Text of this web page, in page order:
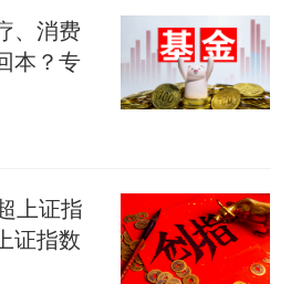
表现。
大跌，韩国KOSPI指数
熔断机制，交易暂停20
数一度跌超2%，但北证
上涨。
、消费
本？专
上证指
证指数